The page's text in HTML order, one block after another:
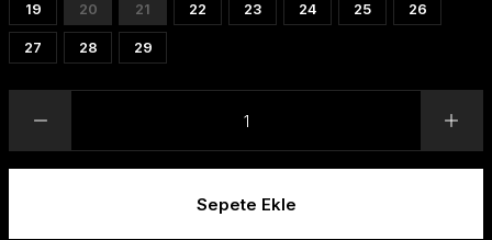
19 20 21 22 23 24 25 26
27 28 29
Sepete Ekle